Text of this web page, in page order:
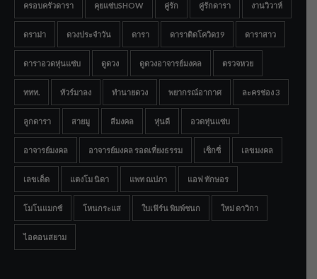
ครอบครัวดารา คุยแซ่บSHOW คู่รัก คู่รักดารา งานวิวาห์
ดราม่า ดวงประจำวัน ดารา ดาราติดโควิด19 ดาราสาว
ดาราอวดหุ่นแซ่บ ดูดวง ดูดวงอาจารย์มงคล ตรวจหวย
ททท. ทัวร์มาลง ทำนายดวง พยากรณ์อากาศ ละครช่อง 3
ลูกดารา สายมู สีมงคล หุ่นดี อวดหุ่นแซ่บ
อาจารย์มงคล อาจารย์มงคล รอดเที่ยงธรรม เซ็กซี่ เลขมงคล
เลขเด็ด แตงโม นิดา แพท ณปภา แอฟ ทักษอร
โมโนแมกซ์ โหนกระแส ใบเฟิร์น พิมพ์ชนก ใหม่ ดาวิกา
ไอคอนสยาม